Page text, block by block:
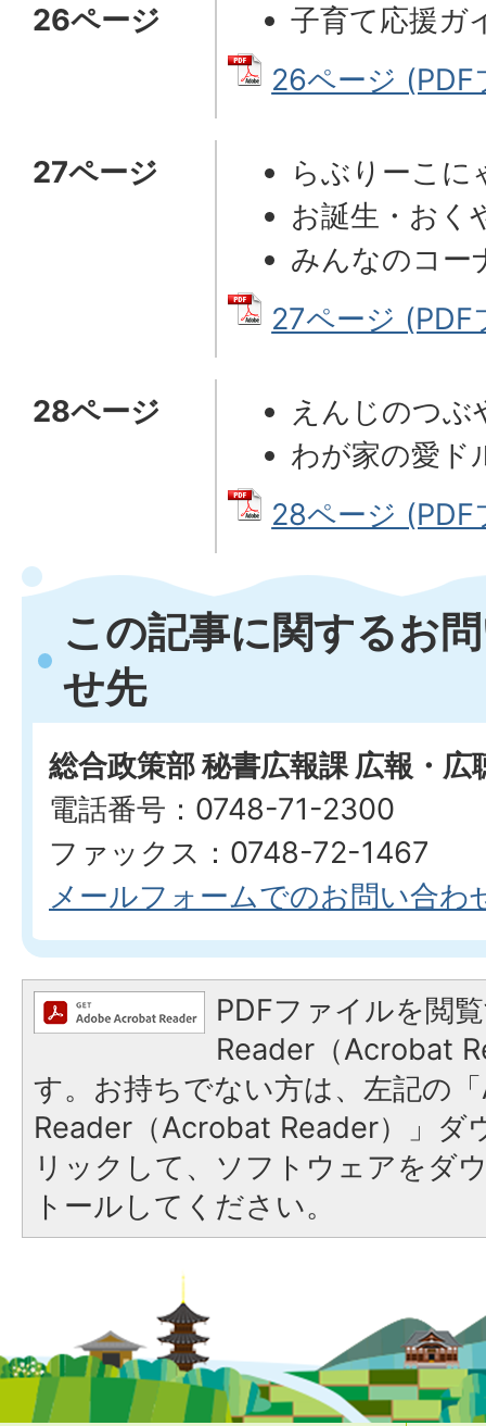
26ページ
子育て応援ガ
26ページ
27ページ
らぶりーこに
お誕生・おく
みんなのコー
27ページ
28ページ
えんじのつぶ
わが家の愛ド
28ページ (PDF
この記事に関するお
せ先
総合政策部 秘書広報課 広報・広
電話番号：0748-71-2300
ファックス：0748-72-1467
メールフォームでのお問い合わ
PDFファイルを閲
Reader（Acrobat
す。お持ちでない方は、左記の
Reader（Acrobat Reader）」ダ
リックして、ソフトウェアをダ
トールしてください。